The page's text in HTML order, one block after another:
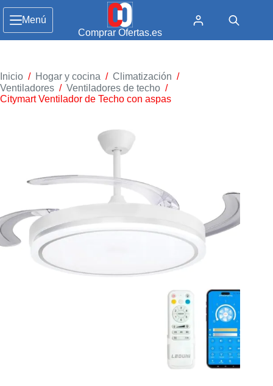
Menú
Comprar Ofertas.es
Inicio / Hogar y cocina / Climatización /
Ventiladores / Ventiladores de techo /
Citymart Ventilador de Techo con aspas